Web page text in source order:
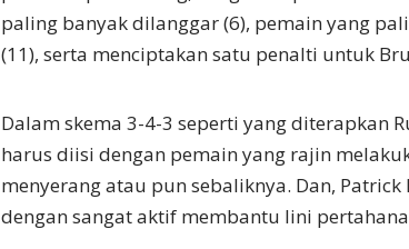
paling banyak dilanggar (6), pemain yang
(11), serta menciptakan satu penalti untuk
Dalam skema 3-4-3 seperti yang diterapkan
harus diisi dengan pemain yang rajin
menyerang atau pun sebaliknya. Dan,
dengan sangat aktif membantu lini